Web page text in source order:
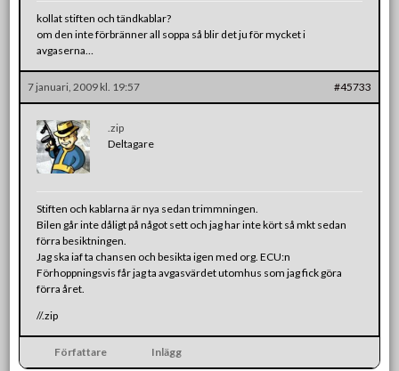
kollat stiften och tändkablar?
om den inte förbränner all soppa så blir det ju för mycket i
avgaserna…
7 januari, 2009 kl. 19:57 #45733
.zip
Deltagare
Stiften och kablarna är nya sedan trimmningen.
Bilen går inte dåligt på något sett och jag har inte kört så mkt sedan
förra besiktningen.
Jag ska iaf ta chansen och besikta igen med org. ECU:n
Förhoppningsvis får jag ta avgasvärdet utomhus som jag fick göra
förra året.
//.zip
Författare Inlägg